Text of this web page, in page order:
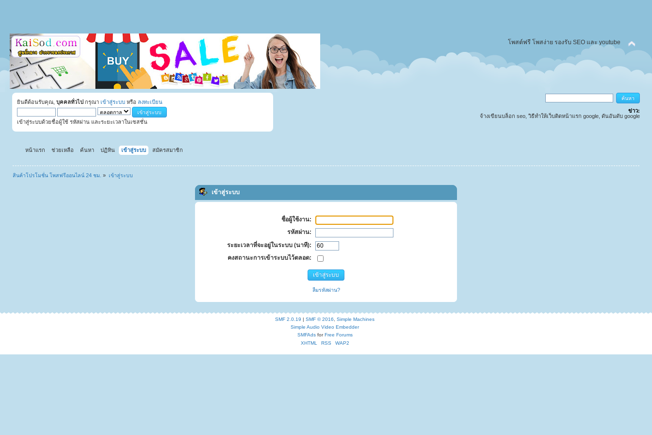
โพสต์ฟรี โพสง่าย รองรับ SEO และ youtube
ยินดีต้อนรับคุณ, บุคคลทั่วไป กรุณา เข้าสู่ระบบ หรือ ลงทะเบียน
เข้าสู่ระบบด้วยชื่อผู้ใช้ รหัสผ่าน และระยะเวลาในเซสชั่น
ข่าว:
จ้างเขียนบล็อก seo, วิธีทำให้เว็บติดหน้าแรก google, ดันอันดับ google
หน้าแรก ช่วยเหลือ ค้นหา ปฏิทิน เข้าสู่ระบบ สมัครสมาชิก
สินค้าโปรโมชั่น โพสฟรีออนไลน์ 24 ชม. » เข้าสู่ระบบ
เข้าสู่ระบบ
ชื่อผู้ใช้งาน:
รหัสผ่าน:
ระยะเวลาที่จะอยู่ในระบบ (นาที):
คงสถานะการเข้าระบบไว้ตลอด:
ลืมรหัสผ่าน?
SMF 2.0.19 | SMF © 2016
Simple Machines
Simple Audio Video Embedder
SMFAdsforFree Forums
XHTML
RSS WAP2